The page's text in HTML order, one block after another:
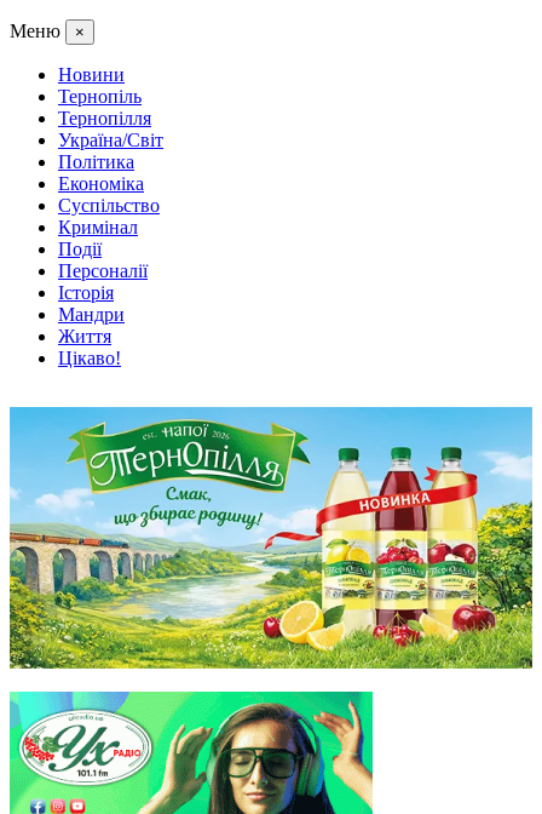
Меню ×
Новини
Тернопіль
Тернопілля
Україна/Світ
Політика
Економіка
Суспільство
Кримінал
Події
Персоналії
Історія
Мандри
Життя
Цікаво!